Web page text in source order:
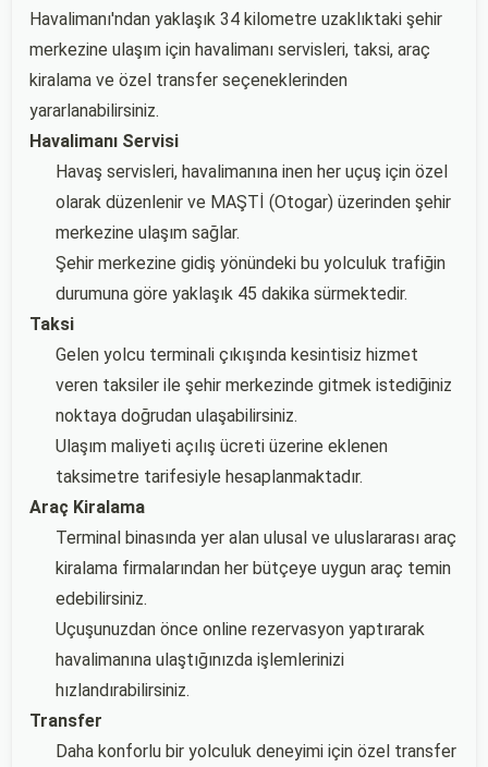
Havalimanı'ndan yaklaşık 34 kilometre uzaklıktaki şehir
merkezine ulaşım için havalimanı servisleri, taksi, araç
kiralama ve özel transfer seçeneklerinden
yararlanabilirsiniz.
Havalimanı Servisi
Havaş servisleri, havalimanına inen her uçuş için özel
olarak düzenlenir ve MAŞTİ (Otogar) üzerinden şehir
merkezine ulaşım sağlar.
Şehir merkezine gidiş yönündeki bu yolculuk trafiğin
durumuna göre yaklaşık 45 dakika sürmektedir.
Taksi
Gelen yolcu terminali çıkışında kesintisiz hizmet
veren taksiler ile şehir merkezinde gitmek istediğiniz
noktaya doğrudan ulaşabilirsiniz.
Ulaşım maliyeti açılış ücreti üzerine eklenen
taksimetre tarifesiyle hesaplanmaktadır.
Araç Kiralama
Terminal binasında yer alan ulusal ve uluslararası araç
kiralama firmalarından her bütçeye uygun araç temin
edebilirsiniz.
Uçuşunuzdan önce online rezervasyon yaptırarak
havalimanına ulaştığınızda işlemlerinizi
hızlandırabilirsiniz.
Transfer
Daha konforlu bir yolculuk deneyimi için özel transfer